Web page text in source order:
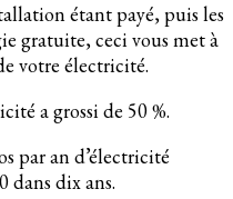
étant payé, puis les
gratuite, ceci vous met à
votre électricité.
a grossi de 50 %.
par an d’électricité
dans dix ans.